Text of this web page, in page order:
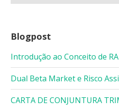
Blogpost
Introdução ao Conceito de
Dual Beta Market e Risco
CARTA DE CONJUNTURA